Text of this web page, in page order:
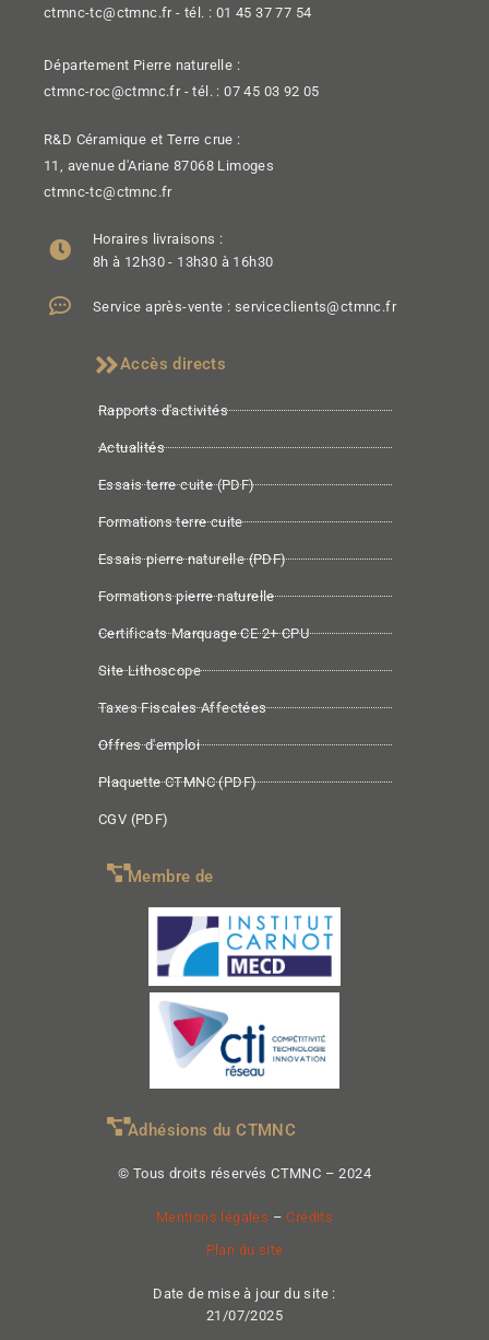
ctmnc-tc@ctmnc.fr - tél. : 01 45 37 77 54
Département Pierre naturelle :
ctmnc-roc@ctmnc.fr - tél. : 07 45 03 92 05
R&D Céramique et Terre crue :
11, avenue d'Ariane 87068 Limoges
ctmnc-tc@ctmnc.fr
Horaires livraisons :
8h à 12h30 - 13h30 à 16h30
Service après-vente : serviceclients@ctmnc.fr
Accès directs
Rapports d'activités
Actualités
Essais terre cuite (PDF)
Formations terre cuite
Essais pierre naturelle (PDF)
Formations pierre naturelle
Certificats Marquage CE 2+ CPU
Site Lithoscope
Taxes Fiscales Affectées
Offres d'emploi
Plaquette CTMNC (PDF)
CGV (PDF)
Membre de
Adhésions du CTMNC
© Tous droits réservés CTMNC – 2024
Mentions légales – Crédits
Plan du site
Date de mise à jour du site :
21/07/2025